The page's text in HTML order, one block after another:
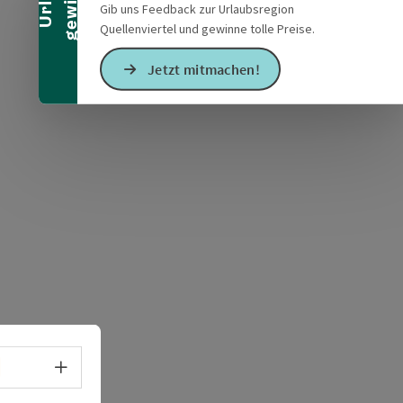
Gib uns Feedback zur Urlaubsregion
Quellenviertel und gewinne tolle Preise.
Jetzt mitmachen!
Sprachwahl - Menü öffnen